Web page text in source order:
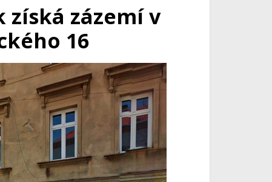
zázemí v
16